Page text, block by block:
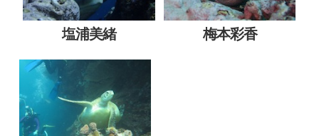
塩浦美緒 梅本彩香